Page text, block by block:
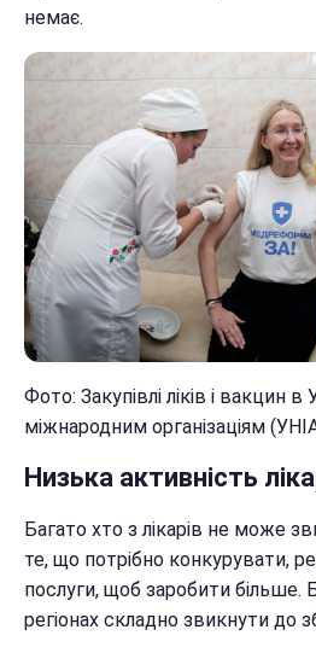
немає.
Фото: Закупівлі ліків і вакцин в
міжнародним організаціям
Низька активність
Багато хто з лікарів не може
те, що потрібно конкурувати,
послуги, щоб заробити більше.
регіонах складно звикнути до